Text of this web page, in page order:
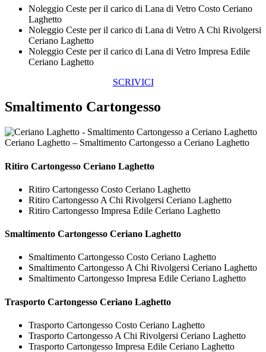
Noleggio Ceste per il carico di Lana di Vetro Costo Ceriano
Laghetto
Noleggio Ceste per il carico di Lana di Vetro A Chi Rivolgersi
Ceriano Laghetto
Noleggio Ceste per il carico di Lana di Vetro Impresa Edile
Ceriano Laghetto
SCRIVICI
Smaltimento Cartongesso
Ceriano Laghetto – Smaltimento Cartongesso a Ceriano Laghetto
Ritiro Cartongesso Ceriano Laghetto
Ritiro Cartongesso Costo Ceriano Laghetto
Ritiro Cartongesso A Chi Rivolgersi Ceriano Laghetto
Ritiro Cartongesso Impresa Edile Ceriano Laghetto
Smaltimento Cartongesso Ceriano Laghetto
Smaltimento Cartongesso Costo Ceriano Laghetto
Smaltimento Cartongesso A Chi Rivolgersi Ceriano Laghetto
Smaltimento Cartongesso Impresa Edile Ceriano Laghetto
Trasporto Cartongesso Ceriano Laghetto
Trasporto Cartongesso Costo Ceriano Laghetto
Trasporto Cartongesso A Chi Rivolgersi Ceriano Laghetto
Trasporto Cartongesso Impresa Edile Ceriano Laghetto